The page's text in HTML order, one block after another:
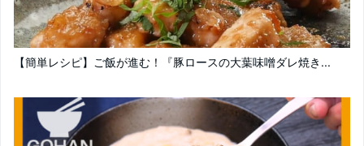
【簡単レシピ】ご飯が進む！『豚ロースの大葉味噌ダレ焼き...